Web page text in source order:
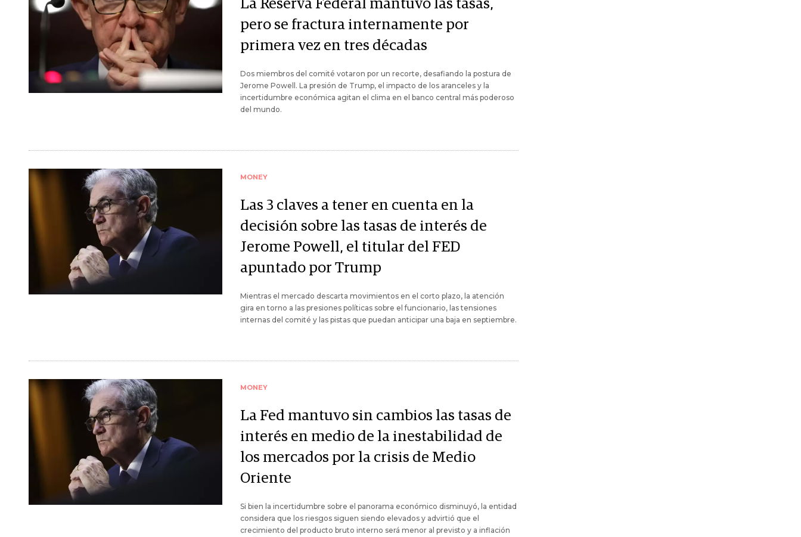
La Reserva Federal mantuvo las tasas,
pero se fractura internamente por
primera vez en tres décadas
Dos miembros del comité votaron por un recorte, desafiando la postura de
Jerome Powell. La presión de Trump, el impacto de los aranceles y la
incertidumbre económica agitan el clima en el banco central más poderoso
del mundo.
MONEY
Las 3 claves a tener en cuenta en la
decisión sobre las tasas de interés de
Jerome Powell, el titular del FED
apuntado por Trump
Mientras el mercado descarta movimientos en el corto plazo, la atención
gira en torno a las presiones políticas sobre el funcionario, las tensiones
internas del comité y las pistas que puedan anticipar una baja en septiembre.
MONEY
La Fed mantuvo sin cambios las tasas de
interés en medio de la inestabilidad de
los mercados por la crisis de Medio
Oriente
Si bien la incertidumbre sobre el panorama económico disminuyó, la entidad
considera que los riesgos siguen siendo elevados y advirtió que el
crecimiento del producto bruto interno será menor al previsto y a inflación